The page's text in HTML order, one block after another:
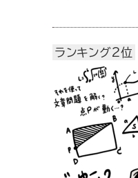
ランキング2位